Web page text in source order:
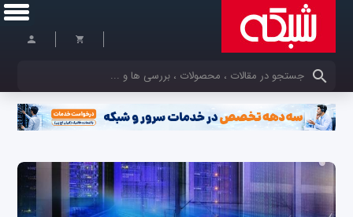
کلمات کلیدی خود را وارد کنید